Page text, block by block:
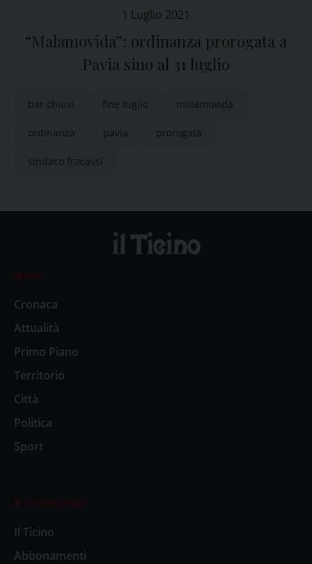
1 Luglio 2021
“Malamovida”: ordinanza prorogata a
Pavia sino al 31 luglio
bar chiusi fine luglio malamovida
ordinanza pavia prorogata
sindaco fracassi
News
Cronaca
Attualità
Primo Piano
Territorio
Città
Politica
Sport
Il settimanale
Il Ticino
Abbonamenti